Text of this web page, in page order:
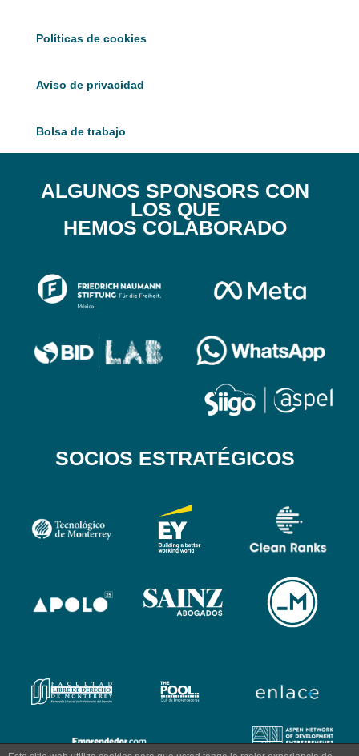
Políticas de cookies
Aviso de privacidad
Bolsa de trabajo
ALGUNOS SPONSORS CON
LOS QUE
HEMOS COLABORADO
SOCIOS ESTRATÉGICOS